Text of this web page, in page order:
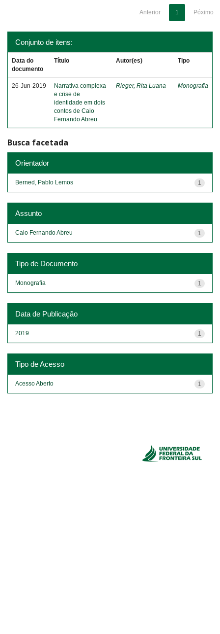
Anterior 1 Póximo
Conjunto de itens:
Data do
documento
Título Autor(es) Tipo
26-Jun-2019
Narrativa complexa
e crise de
identidade em dois
contos de Caio
Fernando Abreu
Rieger, Rita Luana Monografia
Busca facetada
Orientador
1
Berned, Pablo Lemos
Assunto
1
Caio Fernando Abreu
Tipo de Documento
1
Monografia
Data de Publicação
1
2019
Tipo de Acesso
1
Acesso Aberto